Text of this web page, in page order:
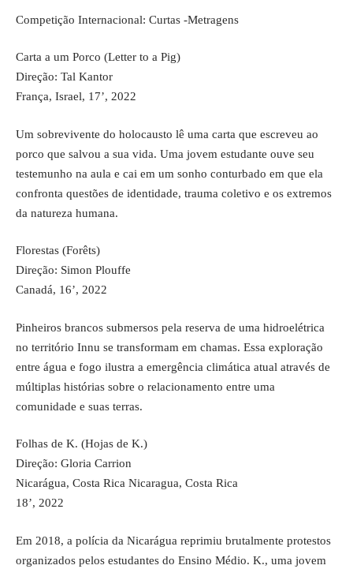
Competição Internacional: Curtas -Metragens
Carta a um Porco (Letter to a Pig)
Direção: Tal Kantor
França, Israel, 17’, 2022
Um sobrevivente do holocausto lê uma carta que escreveu ao
porco que salvou a sua vida. Uma jovem estudante ouve seu
testemunho na aula e cai em um sonho conturbado em que ela
confronta questões de identidade, trauma coletivo e os extremos
da natureza humana.
Florestas (Forêts)
Direção: Simon Plouffe
Canadá, 16’, 2022
Pinheiros brancos submersos pela reserva de uma hidroelétrica
no território Innu se transformam em chamas. Essa exploração
entre água e fogo ilustra a emergência climática atual através de
múltiplas histórias sobre o relacionamento entre uma
comunidade e suas terras.
Folhas de K. (Hojas de K.)
Direção: Gloria Carrion
Nicarágua, Costa Rica Nicaragua, Costa Rica
18’, 2022
Em 2018, a polícia da Nicarágua reprimiu brutalmente protestos
organizados pelos estudantes do Ensino Médio. K., uma jovem